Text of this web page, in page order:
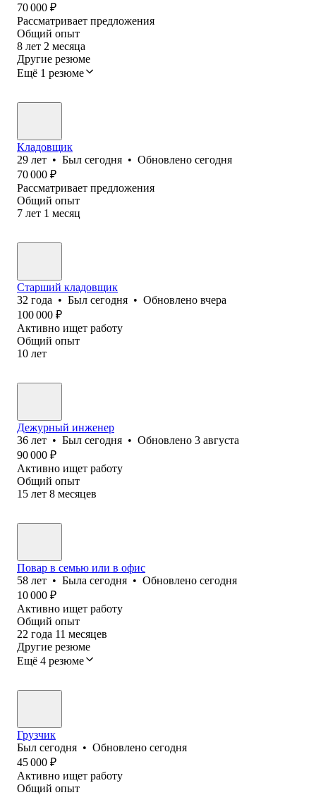
70 000 ₽
Рассматривает предложения
Общий опыт
8 лет 2 месяца
Другие резюме
Ещё 1 резюме
Кладовщик
29 лет • Был сегодня • Обновлено сегодня
70 000 ₽
Рассматривает предложения
Общий опыт
7 лет 1 месяц
Старший кладовщик
32 года • Был сегодня • Обновлено вчера
100 000 ₽
Активно ищет работу
Общий опыт
10 лет
Дежурный инженер
36 лет • Был сегодня • Обновлено 3 августа
90 000 ₽
Активно ищет работу
Общий опыт
15 лет 8 месяцев
Повар в семью или в офис
58 лет • Была сегодня • Обновлено сегодня
10 000 ₽
Активно ищет работу
Общий опыт
22 года 11 месяцев
Другие резюме
Ещё 4 резюме
Грузчик
Был сегодня • Обновлено сегодня
45 000 ₽
Активно ищет работу
Общий опыт